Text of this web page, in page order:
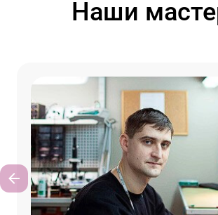
Наши